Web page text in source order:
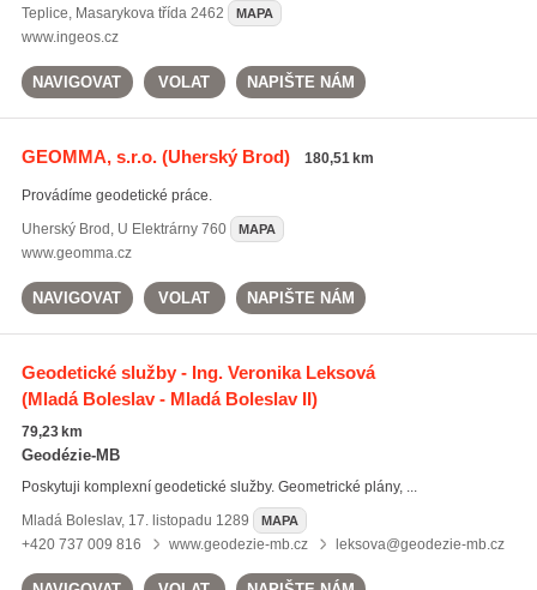
Teplice, Masarykova třída 2462 MAPA
www.ingeos.cz
NAVIGOVAT VOLAT NAPIŠTE NÁM
GEOMMA, s.r.o.(Uherský Brod) 180,51 km
Provádíme geodetické práce.
Uherský Brod , U Elektrárny 760 MAPA
www.geomma.cz
NAVIGOVAT VOLAT NAPIŠTE NÁM
Geodetické služby - Ing. Veronika Leksová
(Mladá Boleslav - Mladá Boleslav II)
79,23 km
Geodézie-MB
Poskytuji komplexní geodetické služby. Geometrické plány, ...
Mladá Boleslav, 17. listopadu 1289 MAPA
+420 737 009 816 www.geodezie-mb.cz leksova@geodezie-mb.cz